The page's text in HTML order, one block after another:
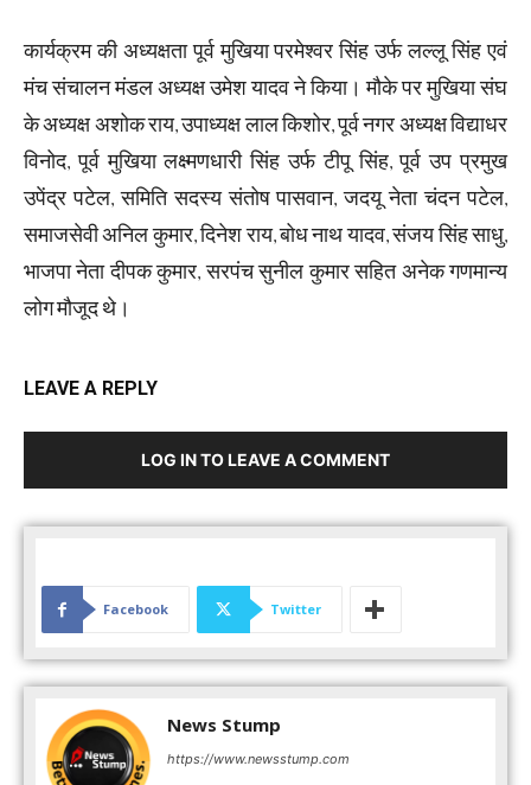
कार्यक्रम की अध्यक्षता पूर्व मुखिया परमेश्वर सिंह उर्फ लल्लू सिंह एवं
मंच संचालन मंडल अध्यक्ष उमेश यादव ने किया। मौके पर मुखिया संघ
के अध्यक्ष अशोक राय, उपाध्यक्ष लाल किशोर, पूर्व नगर अध्यक्ष विद्याधर
विनोद, पूर्व मुखिया लक्ष्मणधारी सिंह उर्फ टीपू सिंह, पूर्व उप प्रमुख
उपेंद्र पटेल, समिति सदस्य संतोष पासवान, जदयू नेता चंदन पटेल,
समाजसेवी अनिल कुमार, दिनेश राय, बोध नाथ यादव, संजय सिंह साधु,
भाजपा नेता दीपक कुमार, सरपंच सुनील कुमार सहित अनेक गणमान्य
लोग मौजूद थे।
LEAVE A REPLY
LOG IN TO LEAVE A COMMENT
Facebook Twitter
News Stump
https://www.newsstump.com